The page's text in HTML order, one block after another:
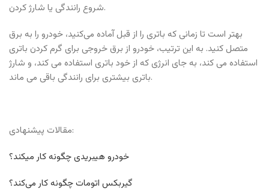
شروع رانندگی یا شارژ کردن.
بهتر است تا زمانی که باتری را از قبل آماده می‌کنید، خودرو را به برق
متصل کنید. به این ترتیب، خودرو از برق خروجی برای گرم کردن باتری
استفاده می کند، به جای انرژی که از خود باتری استفاده می کند، و شارژ
باتری بیشتری برای رانندگی باقی می ماند.
مقالات پیشنهادی:
خودرو هیبریدی چگونه کار میکند؟
گیربکس اتومات چگونه کار می‌کند؟